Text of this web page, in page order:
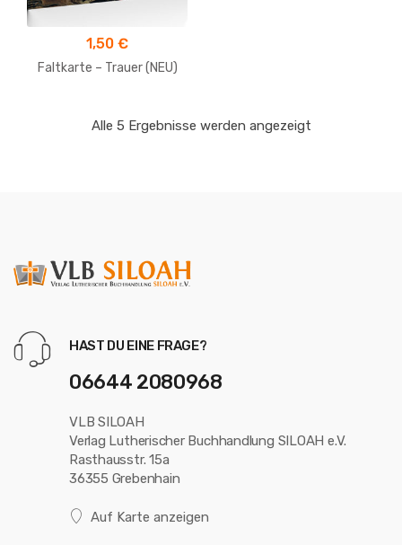
1,50 €
Faltkarte – Trauer (NEU)
Alle 5 Ergebnisse werden angezeigt
HAST DU EINE FRAGE?
06644 2080968
VLB SILOAH
Verlag Lutherischer Buchhandlung SILOAH e.V.
Rasthausstr. 15a
36355 Grebenhain
Auf Karte anzeigen